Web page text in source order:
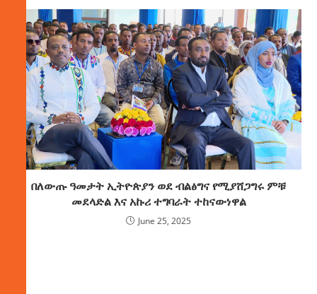
በለውጡ ዓመታት ኢትዮጵያን ወደ ብልፅግና የሚያሸጋግሩ ምቹ
መደላድል እና አኩሪ ተግባራት ተከናውነዋል
June 25, 2025